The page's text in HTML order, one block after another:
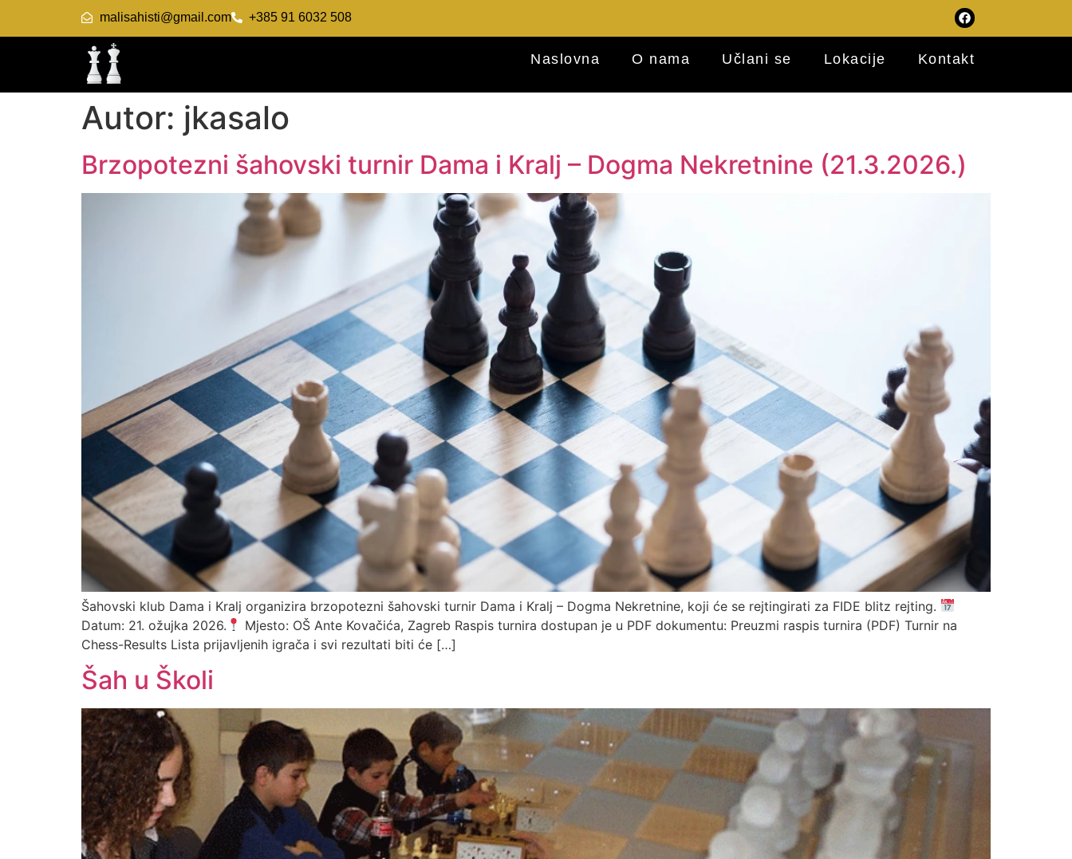
malisahisti@gmail.com +385 91 6032 508
Naslovna O nama Učlani se Lokacije Kontakt
Autor: jkasalo
Brzopotezni šahovski turnir Dama i Kralj – Dogma Nekretnine (21.3.2026.)
Šahovski klub Dama i Kralj organizira brzopotezni šahovski turnir Dama i Kralj – Dogma Nekretnine, koji će se rejtingirati za FIDE blitz rejting.
Datum: 21. ožujka 2026.
Mjesto: OŠ Ante Kovačića, Zagreb Raspis turnira dostupan je u PDF dokumentu: Preuzmi raspis turnira (PDF) Turnir na
Chess-Results Lista prijavljenih igrača i svi rezultati biti će […]
Šah u Školi